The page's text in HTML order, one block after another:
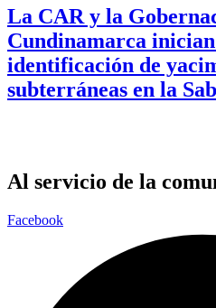
La CAR y la
Cundinamarca
identificación de
subterráneas en la
Al servicio de la
Facebook